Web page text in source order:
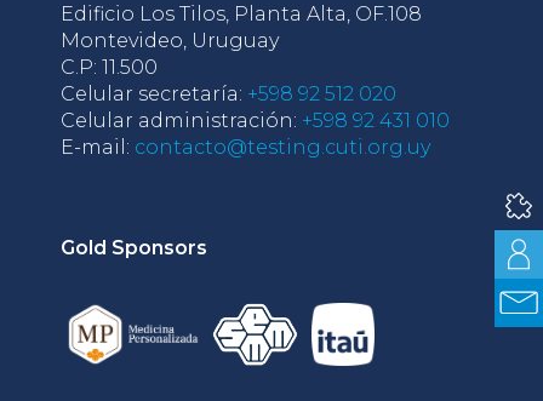
Edificio Los Tilos, Planta Alta, OF.108
Montevideo, Uruguay
C.P: 11.500
Celular secretaría: +598 92 512 020
Celular administración: +598 92 431 010
E-mail: contacto@testing.cuti.org.uy
Gold Sponsors